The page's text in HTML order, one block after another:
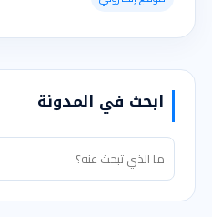
ابحث في المدونة